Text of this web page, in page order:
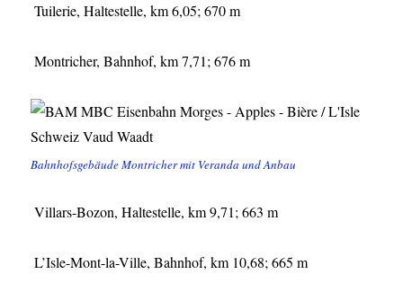
Tuilerie, Haltestelle, km 6,05; 670 m
Montricher, Bahnhof, km 7,71; 676 m
Bahnhofsgebäude Montricher mit Veranda und Anbau
Villars-Bozon, Haltestelle, km 9,71; 663 m
L’Isle-Mont-la-Ville, Bahnhof, km 10,68; 665 m